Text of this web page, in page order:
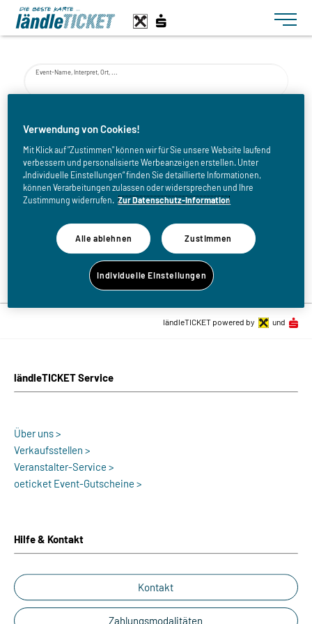
Toggle
Event-Name, Interpret, Ort, ...
bis
Zurück zur Eventliste
ländleTICKET Service
Über uns >
Verkaufsstellen >
Veranstalter-Service >
oeticket Event-Gutscheine >
Hilfe & Kontakt
Kontakt
Zahlungsmodalitäten
ländleTICKET powered by und
Verwendung von Cookies!
Mit Klick auf "Zustimmen" können wir für Sie unsere Website laufend
verbessern und personalisierte Werbeanzeigen erstellen. Unter
„Individuelle Einstellungen“ finden Sie detaillierte Informationen,
können Verarbeitungen zulassen oder widersprechen und Ihre
Zustimmung widerrufen. Zur Datenschutz-Information
Alle ablehnen Zustimmen
Individuelle Einstellungen